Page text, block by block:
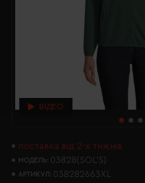
ВІДЕО
поставка від 2-х тижнів
МОДЕЛЬ: 03828(SOL’S)
АРТИКУЛ: 038282663XL